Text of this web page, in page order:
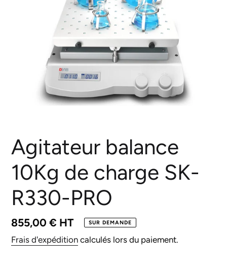
Agitateur balance
10Kg de charge SK-
R330-PRO
Prix
normal
855,00 € HT SUR DEMANDE
Frais d'expédition calculés lors du paiement.